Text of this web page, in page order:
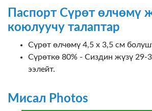
Паспорт Сүрөт өлчөмү
коюлуучу талаптар
Сүрөт өлчөмү 4,5 х 3,5 см
Сүрөткө 80% - Сиздин жүзү 29-
ээлейт.
Мисал Photos